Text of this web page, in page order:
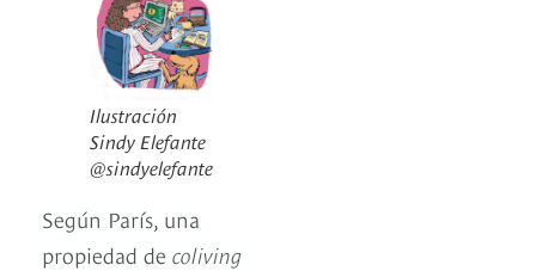
Ilustración
Sindy Elefante
@sindyelefante
Según París, una
propiedad de coliving